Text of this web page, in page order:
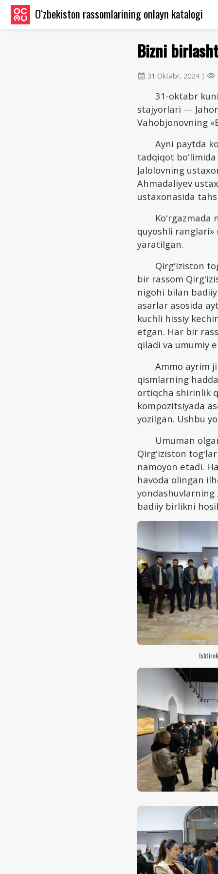
O‘zbekiston rassomlarining onlayn katalogi
Bizni
calendar_month 31 Oktabr, 2024 | visibility
31-oktabr
stajyorlari —
Vahobjonovning
Ayni paytda
tadqiqot
Jalolovning
Ahmadaliyev
ustaxonasida
quyoshli
yaratilgan.
Qirgʻiziston
bir rassom
nigohi bilan
asarlar asosida
kuchli hissiy
etgan. Har bir
qiladi va umumiy
Ammo ayrim
qismlarning
ortiqcha shirinlik
kompozitsiyada
yozilgan. Ushbu
Umuman
Qirgʻiziston
namoyon etadi.
havoda olingan
badiiy birlikni